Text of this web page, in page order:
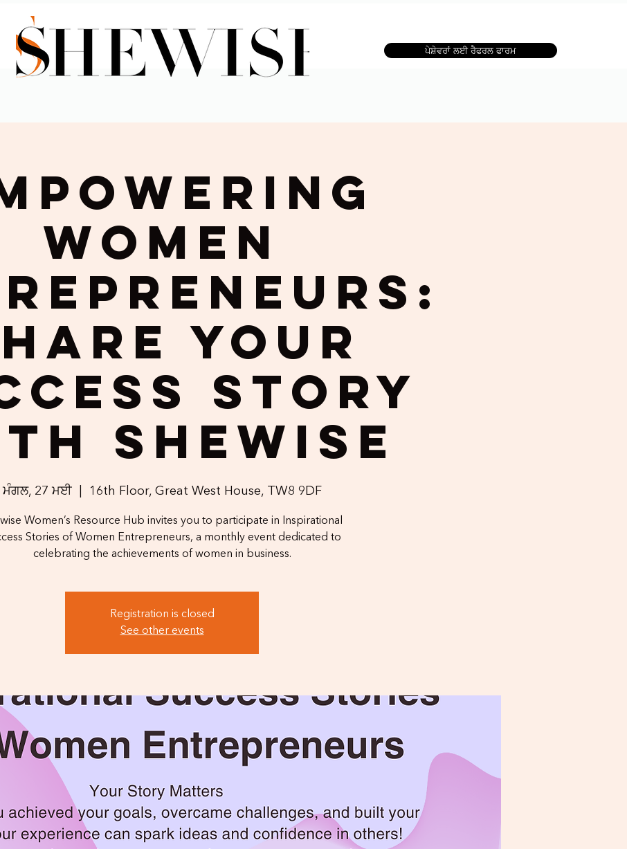
ਪੇਸ਼ੇਵਰਾਂ ਲਈ ਰੈਫਰਲ ਫਾਰਮ
Women
Your
Story
Shewise
ਮੰਗਲ, 27 ਮਈ
  |
16th Floor, Great West House, TW8 9DF
Women’s Resource Hub invites you to participate in Inspirational
Stories of Women Entrepreneurs, a monthly event dedicated to
celebrating the achievements of women in business.
Registration is closed
See other events